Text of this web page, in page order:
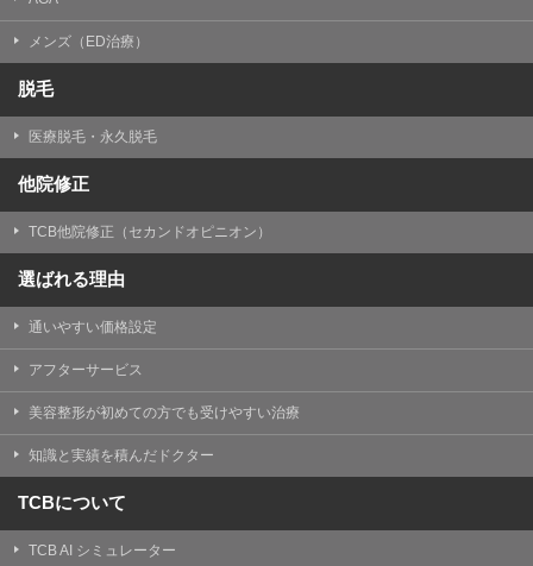
メンズ（ED治療）
脱毛
医療脱毛・永久脱毛
他院修正
TCB他院修正（セカンドオピニオン）
選ばれる理由
通いやすい価格設定
アフターサービス
美容整形が初めての方でも受けやすい治療
知識と実績を積んだドクター
TCBについて
TCB AI シミュレーター